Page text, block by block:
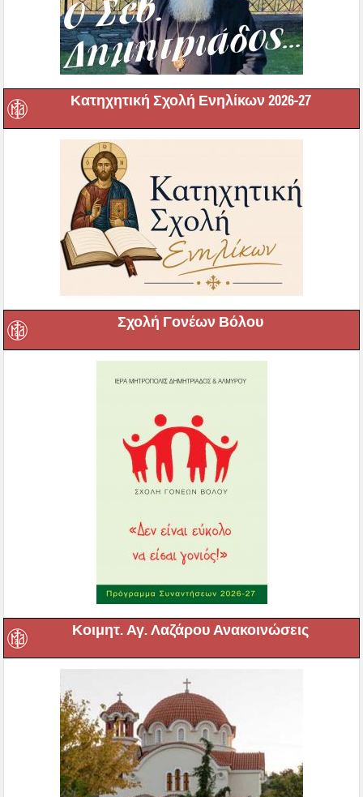
Κατηχητική Σχολή Ενηλίκων 2026-27
Σχολή Γονέων Βόλου
Κοιμητ. Αγ. Λαζάρου Ανακοινώσεις